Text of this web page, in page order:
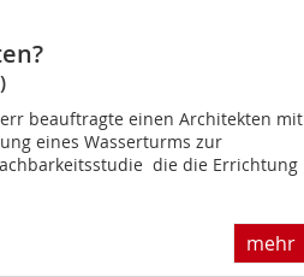
beauftragte einen Architekten mit
eines Wasserturms zur
 die die Errichtung
mehr